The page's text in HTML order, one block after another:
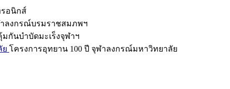
รอนิกส์
ลงกรณ์บรมราชสมภพฯ
กันบำบัดมะเร็งจุฬาฯ
ย โครงการอุทยาน 100 ปี จุฬาลงกรณ์มหาวิทยาลัย